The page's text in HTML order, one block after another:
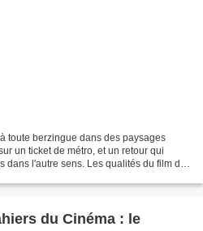
toute berzingue dans des paysages
un ticket de métro, et un retour qui
l'autre sens. Les qualités du film de
du Cinéma : le